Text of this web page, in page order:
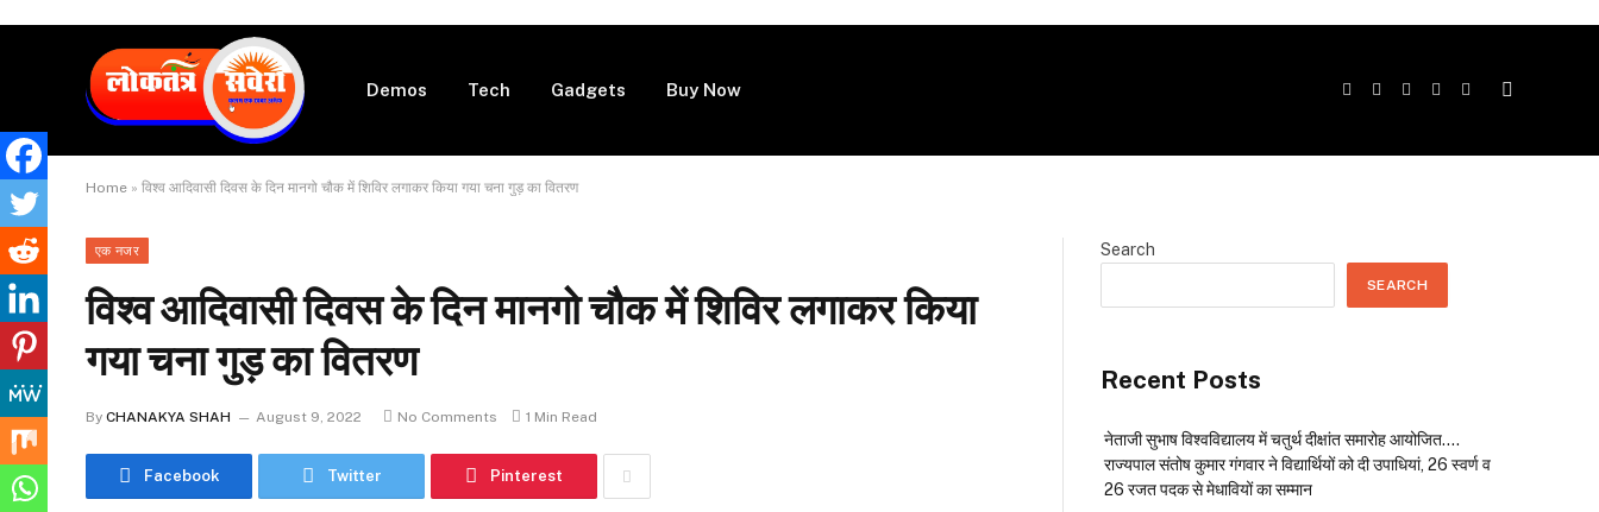
Demos Tech Gadgets Buy Now
Facebook
TwitterInstagram
YouTubeTelegram
Home » विश्व आदिवासी दिवस के दिन मानगो चौक में शिविर लगाकर किया गया चना गुड़ का वितरण
एक नजर
विश्व आदिवासी दिवस के दिन मानगो चौक में शिविर लगाकर किया
गया चना गुड़ का वितरण
By CHANAKYA SHAH August 9, 2022 No Comments 1 Min Read
Facebook Twitter Pinterest
Search
SEARCH
Recent Posts
नेताजी सुभाष विश्वविद्यालय में चतुर्थ दीक्षांत समारोह आयोजित….
राज्यपाल संतोष कुमार गंगवार ने विद्यार्थियों को दी उपाधियां, 26 स्वर्ण व
26 रजत पदक से मेधावियों का सम्मान